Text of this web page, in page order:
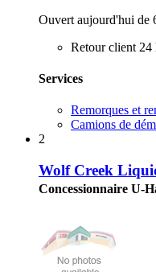
Ouvert aujourd'hui de
Retour client 24
Services
Remorques et
Camions de
2
Wolf Creek
Concessionnaire U-